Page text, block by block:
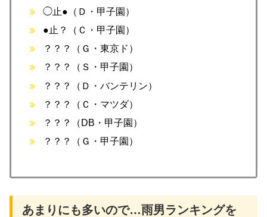
◯止●（Ｄ・甲子園）
●止？（Ｃ・甲子園）
？？？（Ｇ・東京ド）
？？？（Ｓ・甲子園）
？？？（Ｄ・バンテリン）
？？？（Ｃ・マツダ）
？？？（DB・甲子園）
？？？（Ｇ・甲子園）
あまりにも多いので…雨男ランキングを